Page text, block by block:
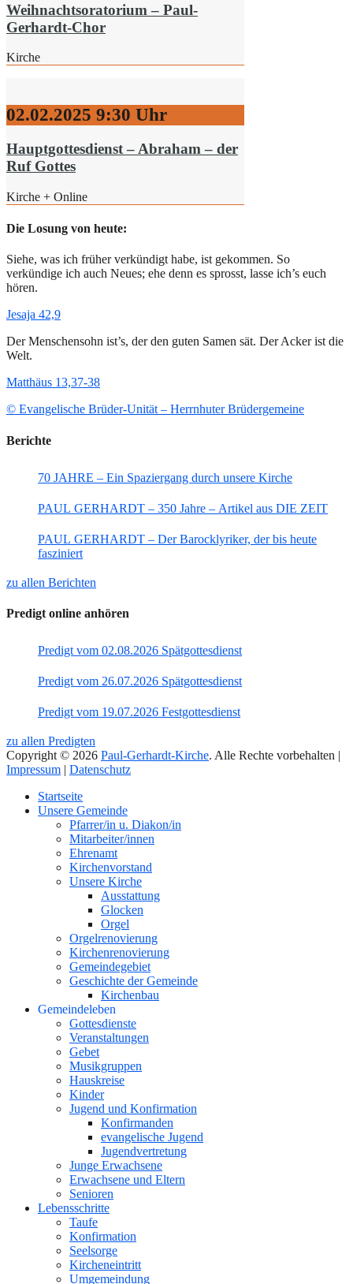
Weihnachtsoratorium – Paul-
Gerhardt-Chor
Kirche
02.02.2025 9:30 Uhr
Hauptgottesdienst – Abraham – der
Ruf Gottes
Kirche + Online
Die Losung von heute:
Siehe, was ich früher verkündigt habe, ist gekommen. So
verkündige ich auch Neues; ehe denn es sprosst, lasse ich’s euch
hören.
Jesaja 42,9
Der Menschensohn ist’s, der den guten Samen sät. Der Acker ist die
Welt.
Matthäus 13,37-38
© Evangelische Brüder-Unität – Herrnhuter Brüdergemeine
Berichte
70 JAHRE – Ein Spaziergang durch unsere Kirche
PAUL GERHARDT – 350 Jahre – Artikel aus DIE ZEIT
PAUL GERHARDT – Der Barocklyriker, der bis heute
fasziniert
zu allen Berichten
Predigt online anhören
Predigt vom 02.08.2026 Spätgottesdienst
Predigt vom 26.07.2026 Spätgottesdienst
Predigt vom 19.07.2026 Festgottesdienst
zu allen Predigten
Copyright © 2026 Paul-Gerhardt-Kirche. Alle Rechte vorbehalten |
Impressum | Datenschutz
oben
Startseite
Unsere Gemeinde
Pfarrer/in u. Diakon/in
Mitarbeiter/innen
Ehrenamt
Kirchenvorstand
Unsere Kirche
Ausstattung
Glocken
Orgel
Orgelrenovierung
Kirchenrenovierung
Gemeindegebiet
Geschichte der Gemeinde
Kirchenbau
Gemeindeleben
Gottesdienste
Veranstaltungen
Gebet
Musikgruppen
Hauskreise
Kinder
Jugend und Konfirmation
Konfirmanden
evangelische Jugend
Jugendvertretung
Junge Erwachsene
Erwachsene und Eltern
Senioren
Lebensschritte
Taufe
Konfirmation
Seelsorge
Kircheneintritt
Umgemeindung